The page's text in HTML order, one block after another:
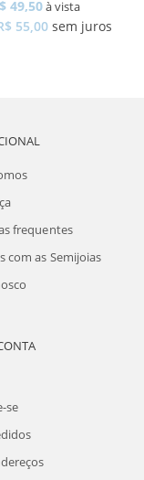
49,50à vista
55,00 sem juros
frequentes
com as Semijoias
se